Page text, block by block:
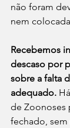
não foram
nem
Recebemos
descaso por
sobre a falta
adequado.
de Zoonoses
fechado,